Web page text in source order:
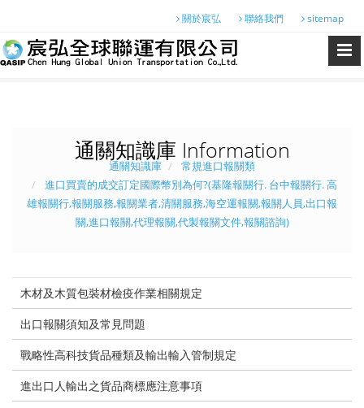
關於宸弘 聯絡我們 sitemap
通關知識庫 Information
通關知識庫
常規進口報關類
進口買賣的成交訂定國際幣別為何?(基隆報關行. 台中報關行. 高
雄報關行,報關服務,報關業者,清關服務,海空運報關,報關人員,出口報
關,進口報關,代理報關,代製報關文件,報關諮詢)
木材及木質包裝材檢疫作業相關規定
出口報關須知及常見問題
戰略性高科技貨品種類及輸出輸入管制規定
進出口人輸出之貨品商標應注意事項